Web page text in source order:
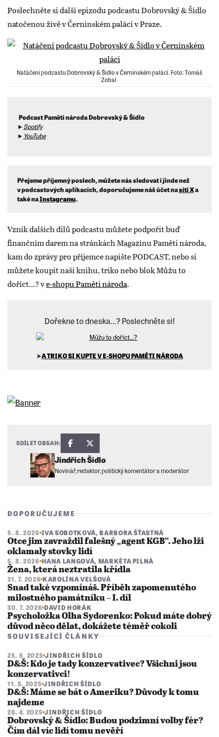
Poslechněte si další epizodu podcastu Dobrovský & Šídlo
natočenou živě v Černínském paláci v Praze.
Natáčení podcastu Dobrovský & Šídlo v Černínském paláci. Foto: Tomáš
Zobal
Podcast Paměti národa Dobrovský & Šídlo
► Spotify
► YouTube
Přejeme příjemný poslech, můžete nás sledovat i jinde než
v podcastových aplikacích, doporučujeme náš účet nasíti Xa
také naInstagramu.
Vznik dalších dílů podcastu můžete podpořit buď
finančním darem na stránkách Magazínu Paměti národa,
kam do zprávy pro příjemce napište PODCAST, nebo si
můžete koupit naši knihu, triko nebo blok Můžu to
doříct…? ve-shopu Paměti národa.
Dořekne to dneska...? Poslechněte si!
➤A TRIKO SI KUPTE V E-SHOPU PAMĚTI NÁRODA
Jindřich Šídlo
Novinář, redaktor, politický komentátor a moderátor
SDÍLET OBSAH:
DOPORUČUJEME
5. 8. 2026 IVA SOBOTKOVÁ, BARBORA ŠŤASTNÁ
Otce jim zavraždil falešný „agent KGB“. Jeho lži
oklamaly stovky lidí
5. 8. 2026 HANA LANGOVÁ, MARKÉTA PILNÁ
Žena, která neztratila křídla
31. 7. 2026 KAROLÍNA VELŠOVÁ
Snad také vzpomínáš. Příběh zapomenutého
milostného památníku – I. díl
30. 7. 2026 DAVID HORÁK
Psycholožka Olha Sydorenko: Pokud máte dobrý
důvod něco dělat, dokážete téměř cokoli
SOUVISEJÍCÍ ČLÁNKY
25. 5. 2025 JINDŘICH ŠÍDLO
D&Š: Kdo je tady konzervativec? Všichni jsou
konzervativci!
11. 5. 2025 JINDŘICH ŠÍDLO
D&Š: Máme se bát o Ameriku? Důvody k tomu
najdeme
28. 4. 2025 JINDŘICH ŠÍDLO
Dobrovský & Šídlo: Budou podzimní volby fér?
Čím dál víc lidí tomu nevěří